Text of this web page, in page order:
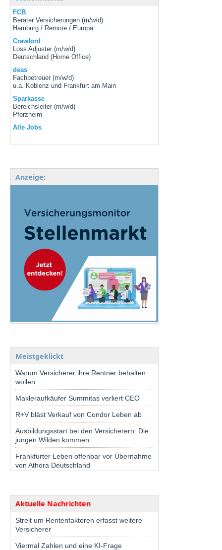
FCB
Berater Versicherungen (m/w/d)
Hamburg / Remote / Europa
Crawford
Loss Adjuster (m/w/d)
Deutschland (Home Office)
deas
Fachbetreuer (m/w/d)
u.a. Koblenz und Frankfurt am Main
Sparkasse
Bereichsleiter (m/w/d)
Pforzheim
Alle Jobs
Anzeige:
Meistgeklickt
Warum Versicherer ihre Rentner behalten
wollen
Makleraufkäufer Summitas verliert CEO
R+V bläst Verkauf von Condor Leben ab
Ausbildungsstart bei den Versicherern: Die
jungen Wilden kommen
Frankfurter Leben offenbar vor Übernahme
von Athora Deutschland
Aktuelle Nachrichten
Streit um Rentenfaktoren erfasst weitere
Versicherer
Viermal Zahlen und eine KI-Frage